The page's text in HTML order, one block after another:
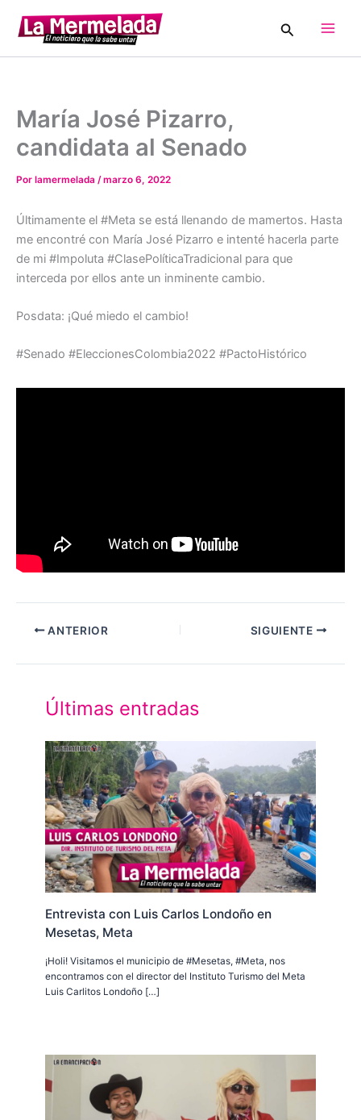
contenido
Buscar
María José Pizarro,
candidata al Senado
Por lamermelada /marzo 6, 2022
Últimamente el #Meta se está llenando de mamertos. Hasta
me encontré con María José Pizarro e intenté hacerla parte
de mi #Impoluta #ClasePolíticaTradicional para que
interceda por ellos ante un inminente cambio.
Posdata: ¡Qué miedo el cambio!
#Senado #EleccionesColombia2022 #PactoHistórico
ANTERIOR SIGUIENTE
Últimas entradas
Entrevista con Luis Carlos Londoño en
Mesetas, Meta
¡Holi! Visitamos el municipio de #Mesetas, #Meta, nos
encontramos con el director del Instituto Turismo del Meta
Luis Carlitos Londoño […]